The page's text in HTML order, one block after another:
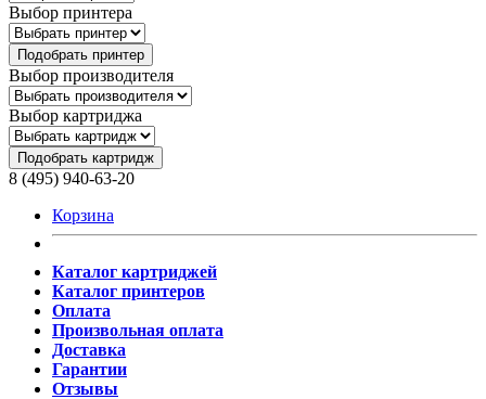
Выбор принтера
Подобрать принтер
Выбор производителя
Выбор картриджа
Подобрать картридж
8 (495) 940-63-20
Корзина
Каталог картриджей
Каталог принтеров
Оплата
Произвольная оплата
Доставка
Гарантии
Отзывы